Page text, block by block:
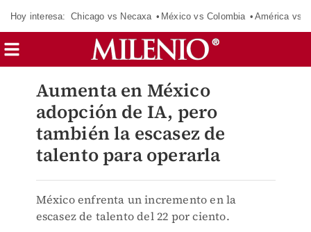
Hoy interesa: Chicago vs Necaxa México vs Colombia América vs
Aumenta en México
adopción de IA, pero
también la escasez de
talento para operarla
México enfrenta un incremento en la
escasez de talento del 22 por ciento.